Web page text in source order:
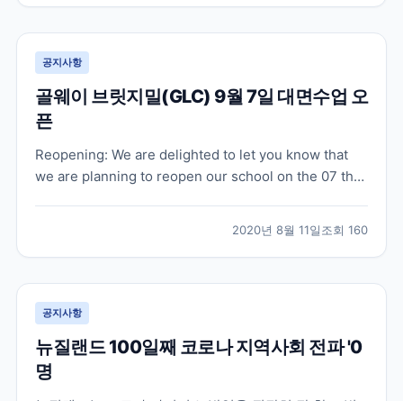
로 패스웨이 과정을 시작하고 계십니다. 온라인 수업은
오...
공지사항
골웨이 브릿지밀(GLC) 9월 7일 대면수업 오
픈
Reopening: We are delighted to let you know that
we are planning to reopen our school on the 07 th
2020년 8월 11일조회 160
공지사항
뉴질랜드 100일째 코로나 지역사회 전파 '0
명